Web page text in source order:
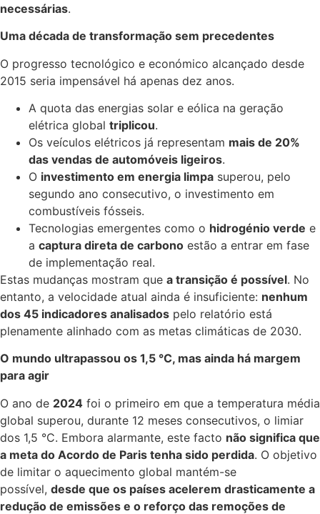
necessárias.
Uma década de transformação sem precedentes
O progresso tecnológico e económico alcançado desde
2015 seria impensável há apenas dez anos.
A quota das energias solar e eólica na geração
elétrica global triplicou.
Os veículos elétricos já representam mais de 20%
das vendas de automóveis ligeiros.
O investimento em energia limpa superou, pelo
segundo ano consecutivo, o investimento em
combustíveis fósseis.
Tecnologias emergentes como o hidrogénio verde e
a captura direta de carbono estão a entrar em fase
de implementação real.
Estas mudanças mostram que a transição é possível. No
entanto, a velocidade atual ainda é insuficiente: nenhum
dos 45 indicadores analisados pelo relatório está
plenamente alinhado com as metas climáticas de 2030.
O mundo ultrapassou os 1,5 °C, mas ainda há margem
para agir
O ano de 2024 foi o primeiro em que a temperatura média
global superou, durante 12 meses consecutivos, o limiar
dos 1,5 °C. Embora alarmante, este facto não significa que
a meta do Acordo de Paris tenha sido perdida. O objetivo
de limitar o aquecimento global mantém-se
possível, desde que os países acelerem drasticamente a
redução de emissões e o reforço das remoções de